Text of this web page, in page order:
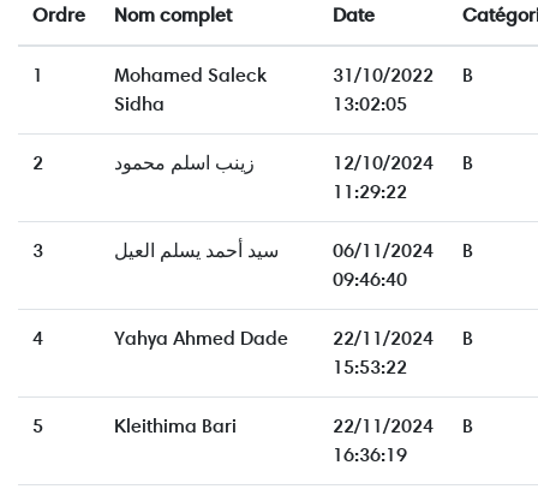
Ordre
Nom complet Date
1
Mohamed Saleck
Sidha
31/10/2022
13:02:05
B
2 زينب اسلم محمود
12/10/2024
11:29:22
B
3 سيد أحمد يسلم العيل
06/11/2024
09:46:40
B
4 Yahya Ahmed Dade
22/11/2024
15:53:22
B
5 Kleithima Bari
22/11/2024
16:36:19
B